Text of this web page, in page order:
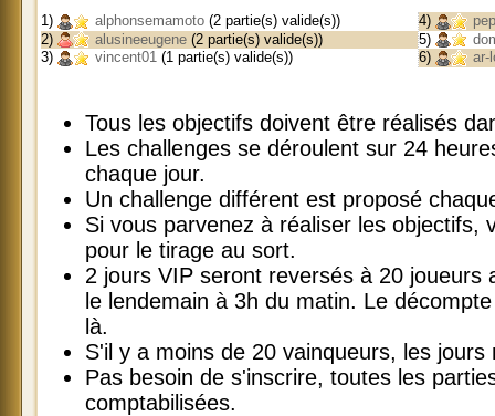
1) alphonsemamoto (2 partie(s) valide(s))
2)
alusineeugene (2 partie(s) valide(s))
3)
vincent01 (1 partie(s) valide(s))
4)
5)
6)
ar-
Tous les objectifs doivent être réalisés
Les challenges se déroulent sur 24
chaque jour.
Un challenge différent est proposé
Si vous parvenez à réaliser les objectifs,
pour le tirage au sort.
2 jours VIP seront reversés à 20 joueurs
le lendemain à 3h du matin. Le
là.
S'il y a moins de 20 vainqueurs, les
Pas besoin de s'inscrire, toutes les
comptabilisées.